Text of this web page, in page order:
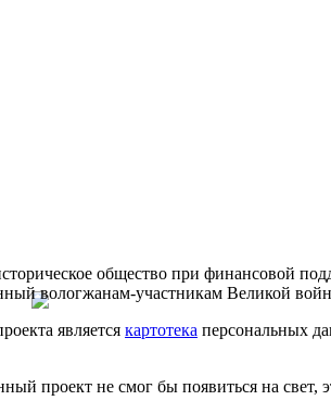
общество при финансовой
вологжанам-участникам Великой
является картотека персональных
проект не смог бы появиться на свет,